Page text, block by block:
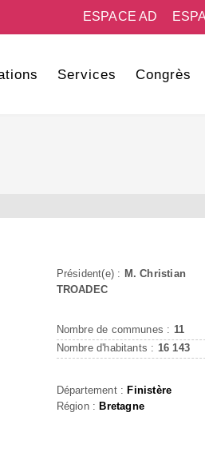
ESPACE AD
Services Congrès
Président(e) : M. Christian
TROADEC
Nombre de communes : 11
Nombre d'habitants : 16 143
Département : Finistère
Région : Bretagne